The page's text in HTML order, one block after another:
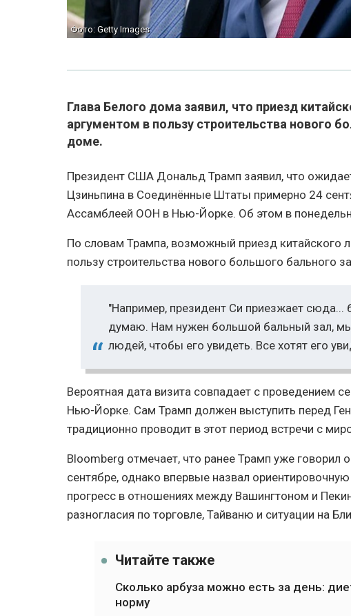
Фото: Getty Images
Глава Белого дома заявил, что приезд
аргументом в пользу строительства нового
доме.
Президент США Дональд Трамп заявил, что
Цзиньпина в Соединённые Штаты примерно 24
Ассамблеей ООН в Нью-Йорке. Об этом в
По словам Трампа, возможный приезд китайского
пользу строительства нового большого бального
"Например, президент Си приезжает сюда...
думаю. Нам нужен большой бальный зал,
людей, чтобы его увидеть. Все хотят его
Вероятная дата визита совпадает с проведением
Нью-Йорке. Сам Трамп должен выступить перед
традиционно проводит в этот период встречи с
Bloomberg отмечает, что ранее Трамп уже говорил
сентябре, однако впервые назвал
прогресс в отношениях между Вашингтоном и
разногласия по торговле, Тайваню и ситуации на
Читайте также
Сколько арбуза можно есть за день:
норму